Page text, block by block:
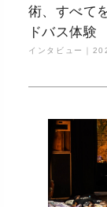
術、すべて
ドバス体験
インタビュー｜